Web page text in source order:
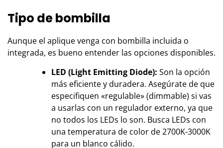
Tipo de bombilla
Aunque el aplique venga con bombilla incluida o
integrada, es bueno entender las opciones disponibles.
LED (Light Emitting Diode): Son la opción
más eficiente y duradera. Asegúrate de que
especifiquen «regulable» (dimmable) si vas
a usarlas con un regulador externo, ya que
no todos los LEDs lo son. Busca LEDs con
una temperatura de color de 2700K-3000K
para un blanco cálido.